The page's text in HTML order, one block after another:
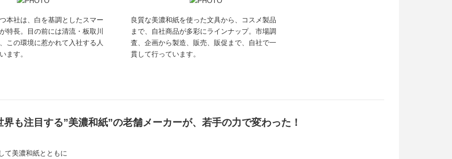
本社は、白を基調としたスマー
特長。目の前には清流・板取川
この環境に惹かれて入社する人
ます。
良質な美濃和紙を使った文具から、コスメ製品
まで、自社商品が多彩にラインナップ。市場調
査、企画から製造、販売、販促まで、自社で一
貫して行っています。
も注目する”美濃和紙”の老舗メーカーが、若手の力で変わった！
て美濃和紙とともに